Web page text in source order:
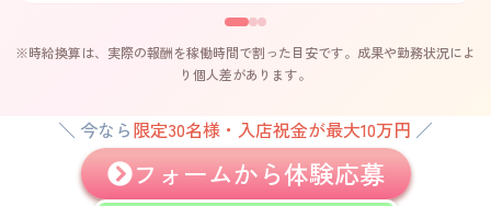
※時給換算は、実際の報酬を稼働時間で割った目安です。成果や勤務状況によ
り個人差があります。
＼ 今なら限定30名様・入店祝金が最大10万円 ／
フォームから体験応募